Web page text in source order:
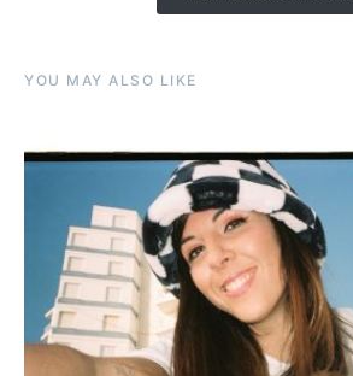
YOU MAY ALSO LIKE